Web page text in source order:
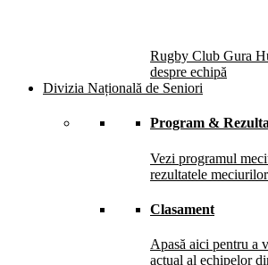
Rugby Club Gura
despre echipă
Divizia Națională de Seniori
Program &
Vezi programul
rezultatele
Clasament
Apasă aici pentru a
actual al echipelor